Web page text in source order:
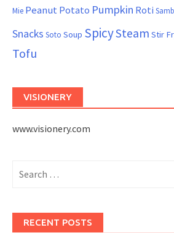
Mie Peanut Potato Pumpkin Roti
Snacks Soto Soup SpicySteam Stir
Tofu
VISIONERY
www.visionery.com
for:
RECENT POSTS